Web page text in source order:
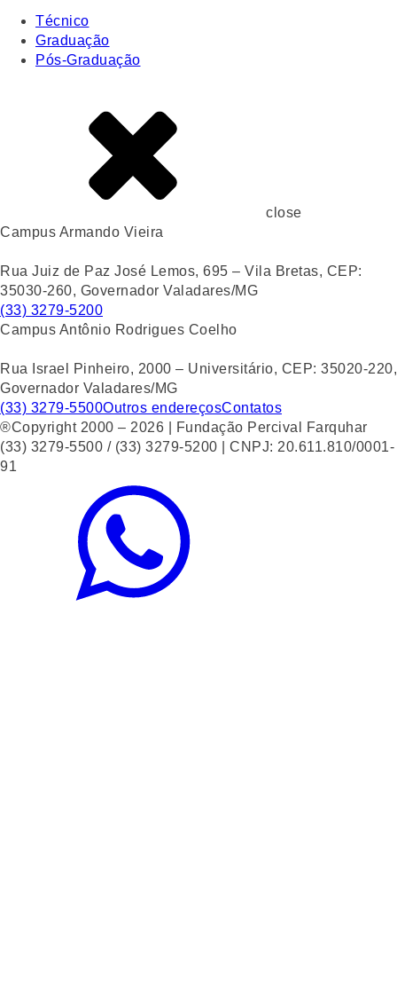
Técnico
Graduação
Pós-Graduação
close
Campus Armando Vieira
Rua Juiz de Paz José Lemos, 695 – Vila Bretas, CEP:
35030-260, Governador Valadares/MG
(33) 3279-5200
Campus Antônio Rodrigues Coelho
Rua Israel Pinheiro, 2000 – Universitário, CEP: 35020-220,
Governador Valadares/MG
(33) 3279-5500Outros endereçosContatos
®Copyright 2000 – 2026 | Fundação Percival Farquhar
(33) 3279-5500 / (33) 3279-5200 | CNPJ: 20.611.810/0001-
91